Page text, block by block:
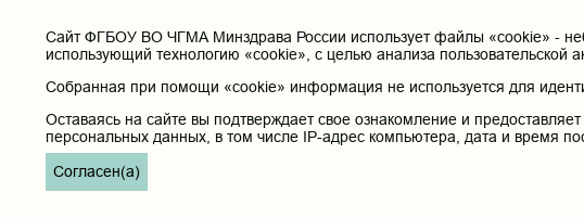
Cайт ФГБОУ ВО ЧГМА Минздрава России использует файлы «cookie» -
использующий технологию «cookie», с целью анализа пользовательской
Собранная при помощи «cookie» информация не используется для
Оставаясь на сайте вы подтверждает свое ознакомление и
персональных данных, в том числе IP-адрес компьютера, дата и время
Согласен(а)